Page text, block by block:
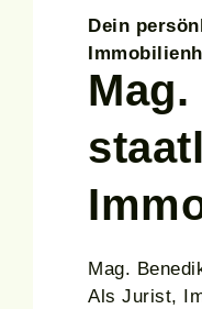
Dein
Mag.
Als Jurist,